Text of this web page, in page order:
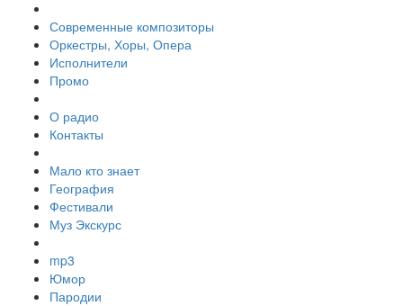
Современные композиторы
Оркестры, Хоры, Опера
Исполнители
Промо
О радио
Контакты
Мало кто знает
География
Фестивали
Муз Экскурс
mp3
Юмор
Пародии